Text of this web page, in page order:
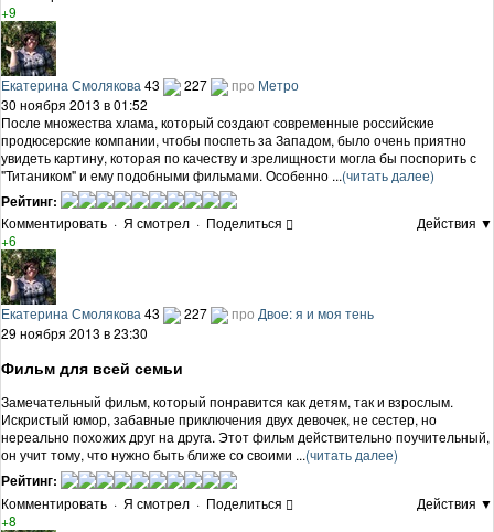
+9
Екатерина Смолякова 43 227 про Метро
30 ноября 2013 в 01:52
После множества хлама, который создают современные российские
продюсерские компании, чтобы поспеть за Западом, было очень приятно
увидеть картину, которая по качеству и зрелищности могла бы поспорить с
"Титаником" и ему подобными фильмами. Особенно ...(читать далее)
Рейтинг:
Комментировать · Я смотрел · Поделиться
Действия ▼
+6
Екатерина Смолякова43 227 про Двое: я и моя тень
29 ноября 2013 в 23:30
Фильм для всей семьи
Замечательный фильм, который понравится как детям, так и взрослым.
Искристый юмор, забавные приключения двух девочек, не сестер, но
нереально похожих друг на друга. Этот фильм действительно поучительный,
он учит тому, что нужно быть ближе со своими ...(читать далее)
Рейтинг:
Комментировать · Я смотрел · Поделиться
Действия ▼
+8